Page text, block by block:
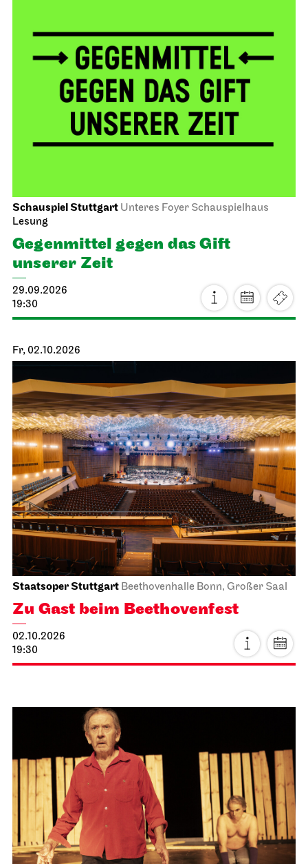
Schauspiel Stuttgart Unteres Foyer Schauspielhaus
Lesung
Gegen­mittel gegen das Gift
unserer Zeit
29.09.2026
19:30
Fr, 02.10.2026
Staatsoper Stuttgart Beethovenhalle Bonn, Großer Saal
Zu Gast beim Beethovenfest
02.10.2026
19:30